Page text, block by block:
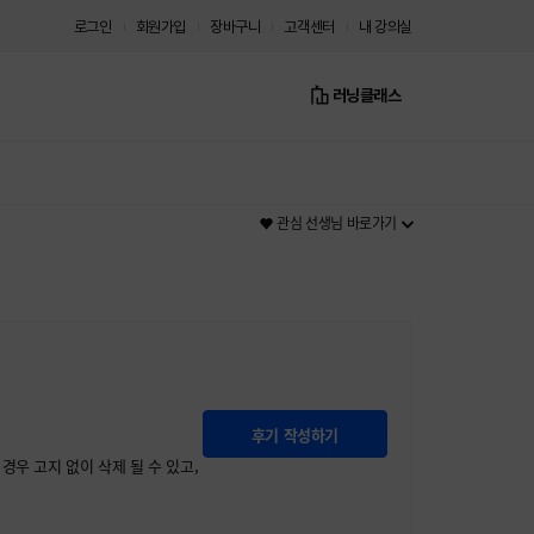
로그인 회원가입 장바구니 고객센터 내 강의실
러닝클래스
관심 선생님 바로가기
우 고지 없이 삭제 될 수 있고,
후기 작성하기